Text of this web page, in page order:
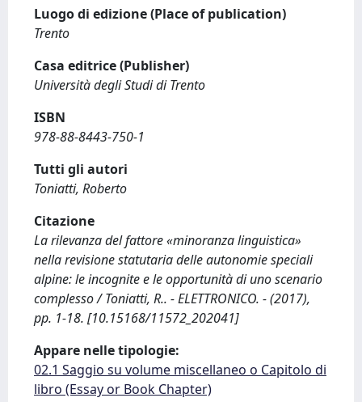
Luogo di edizione (Place of publication)
Trento
Casa editrice (Publisher)
Università degli Studi di Trento
ISBN
978-88-8443-750-1
Tutti gli autori
Toniatti, Roberto
Citazione
La rilevanza del fattore «minoranza linguistica»
nella revisione statutaria delle autonomie speciali
alpine: le incognite e le opportunità di uno scenario
complesso / Toniatti, R.. - ELETTRONICO. - (2017),
pp. 1-18. [10.15168/11572_202041]
Appare nelle tipologie:
02.1 Saggio su volume miscellaneo o Capitolo di
libro (Essay or Book Chapter)